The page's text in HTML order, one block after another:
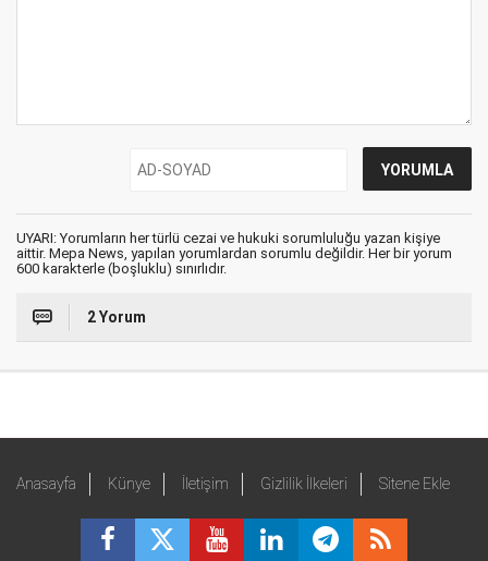
UYARI: Yorumların her türlü cezai ve hukuki sorumluluğu yazan kişiye
aittir. Mepa News, yapılan yorumlardan sorumlu değildir. Her bir yorum
600 karakterle (boşluklu) sınırlıdır.
2 Yorum
Anasayfa Künye İletişim Gizlilik İlkeleri Sitene Ekle